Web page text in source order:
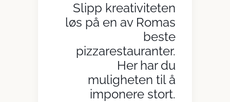
Slipp kreativiteten
løs på en av Romas
beste
pizzarestauranter.
Her har du
muligheten til å
imponere stort.